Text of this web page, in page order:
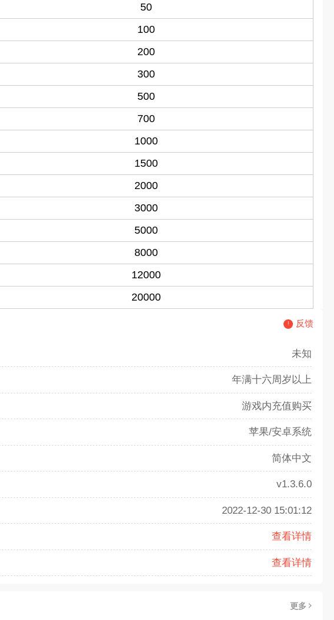
50
100
200
300
500
700
1000
1500
2000
3000
5000
8000
12000
20000
反馈
未知
年满十六周岁以上
游戏内充值购买
苹果/安卓系统
简体中文
v1.3.6.0
2022-12-30 15:01:12
查看详情
查看详情
更多